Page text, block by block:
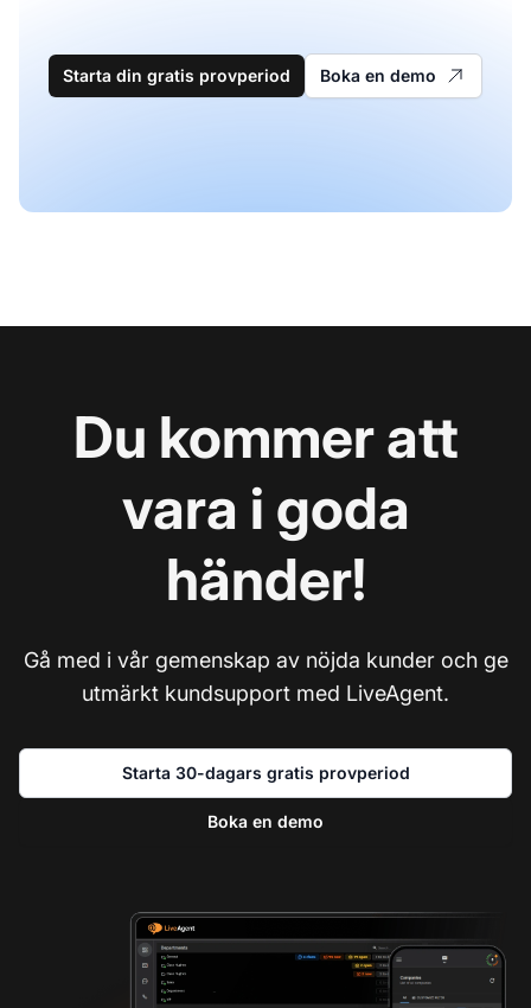
Starta din gratis provperiod Boka en demo
Du kommer att
vara i goda
händer!
Gå med i vår gemenskap av nöjda kunder och ge
utmärkt kundsupport med LiveAgent.
Starta 30-dagars gratis provperiod
Boka en demo